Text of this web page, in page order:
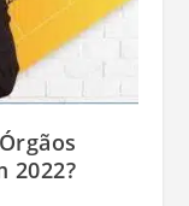
2022?